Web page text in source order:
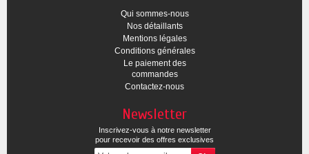
Qui sommes-nous
Nos détaillants
Mentions légales
Conditions générales
Le paiement des
commandes
Contactez-nous
Newsletter
Inscrivez-vous à notre newsletter
pour recevoir des offres exclusives